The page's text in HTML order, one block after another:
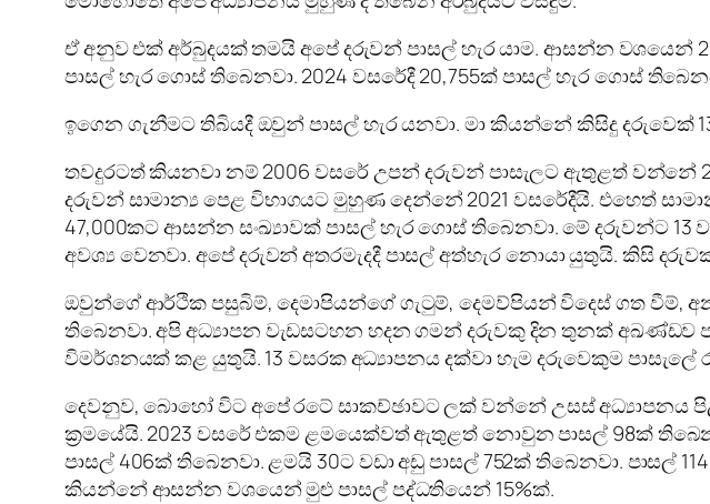
ඒ අනුව එක් අර්බුදයක් තමයි අපේ දරුවන් පාසල් හැර යාම. ආසන්න වශයෙන්
පාසල් හැර ගොස් තිබෙනවා. 2024 වසරේදී 20,755ක් පාසල් හැර ගොස්
ඉගෙන ගැනීමට තිබියදී ඔවුන් පාසල් හැර යනවා. මා කියන්නේ කිසිදු දරුවෙක්
තවදුරටත් කියනවා නම් 2006 වසරේ උපන් දරුවන් පාසැලට ඇතුළත් වන්නේ
දරුවන් සාමාන්‍ය පෙළ විභාගයට මුහුණ දෙන්නේ 2021 වසරේදීයි. එහෙත්
47,000කට ආසන්න සංඛ්‍යාවක් පාසල් හැර ගොස් තිබෙනවා. මේ දරුවන්ට 13
අවශ්‍ය වෙනවා. අපේ දරුවන් අතරමැදදී පාසල් අත්හැර නොයා යුතුයි. කිසි
ඔවුන්ගේ ආර්ථික පසුබිම්, දෙමාපියන්ගේ ගැටුම්, දෙමව්පියන් විදෙස් ගත වීම්,
තිබෙනවා. අපි අධ්‍යාපන වැඩසටහන හදන ගමන් දරුවකු දින තුනක් අඛණ්ඩව
විමර්ශනයක් කළ යුතුයි. 13 වසරක අධ්‍යාපනය දක්වා හැම දරුවෙකුම පාසැලේ
දෙවනුව, බොහෝ විට අපේ රටේ සාකච්ඡාවට ලක් වන්නේ උසස් අධ්‍යාපනය
ක්‍රමයේයි. 2023 වසරේ එකම ළමයෙක්වත් ඇතුළත් නොවුන පාසල් 98ක්
පාසල් 406ක් තිබෙනවා. ළමයි 30ට වඩා අඩු පාසල් 752ක් තිබෙනවා. පාසල්
කියන්නේ ආසන්න වශයෙන් මුළු පාසල් පද්ධතියෙන් 15%ක්.